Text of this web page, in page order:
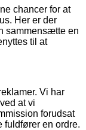
chancer for at
Her er der
sammensætte en
til at
Vi har
at vi
forudsat
fuldfører en ordre.